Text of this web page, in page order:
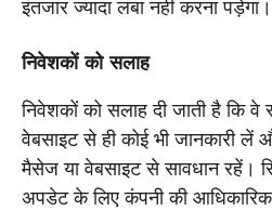
इंतजार ज्यादा लंबा नहीं करना पड़ेगा।
निवेशकों को सलाह
निवेशकों को सलाह दी जाती है कि वे
वेबसाइट से ही कोई भी जानकारी लें
मैसेज या वेबसाइट से सावधान रहें।
अपडेट के लिए कंपनी की